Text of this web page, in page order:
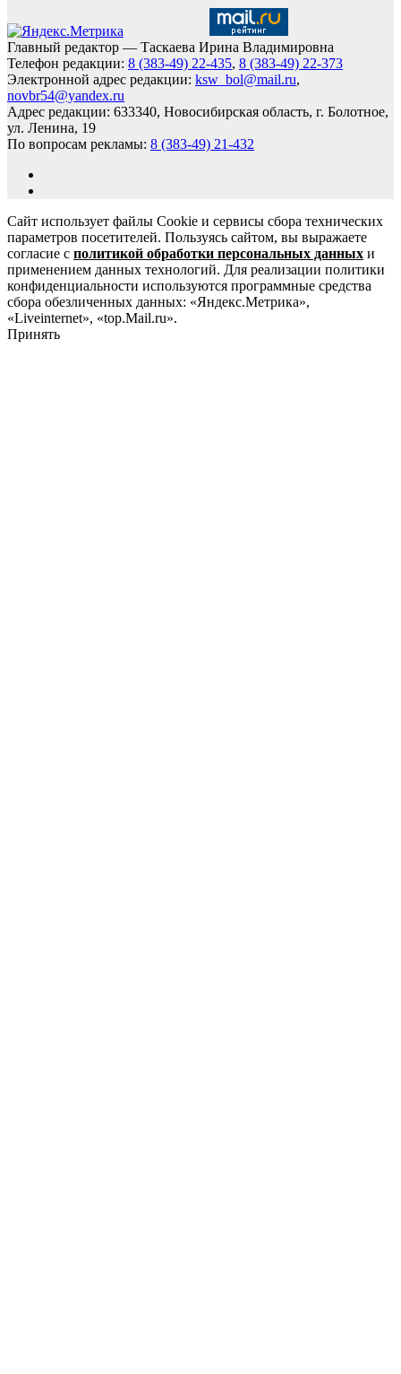
Главный редактор — Таскаева Ирина Владимировна
Телефон редакции: 8 (383-49) 22-435, 8 (383-49) 22-373
Электронной адрес редакции: ksw_bol@mail.ru,
novbr54@yandex.ru
Адрес редакции: 633340, Новосибирская область, г. Болотное,
ул. Ленина, 19
По вопросам рекламы: 8 (383-49) 21-432
Сайт использует файлы Cookie и сервисы сбора технических
параметров посетителей. Пользуясь сайтом, вы выражаете
согласие с политикой обработки персональных данных и
применением данных технологий. Для реализации политики
конфиденциальности используются программные средства
сбора обезличенных данных: «Яндекс.Метрика»,
«Liveinternet», «top.Mail.ru».
Принять